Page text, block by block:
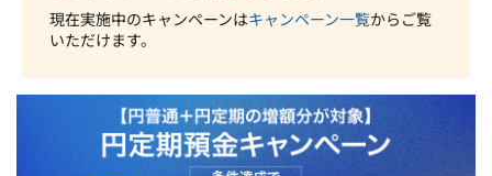
現在実施中のキャンペーンはキャンペーン一覧からご覧
いただけます。